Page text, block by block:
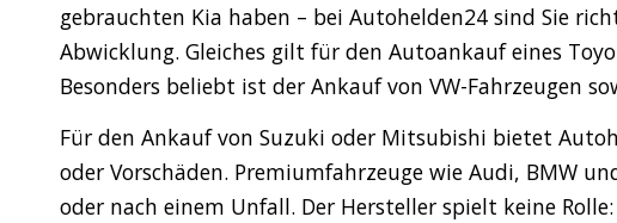
gebrauchten Kia haben – bei Autohelden24 sind Sie
Abwicklung. Gleiches gilt für den Autoankauf eines
Besonders beliebt ist der Ankauf von VW-Fahrzeugen
Für den Ankauf von Suzuki oder Mitsubishi bietet
oder Vorschäden. Premiumfahrzeuge wie Audi, BMW
oder nach einem Unfall. Der Hersteller spielt keine